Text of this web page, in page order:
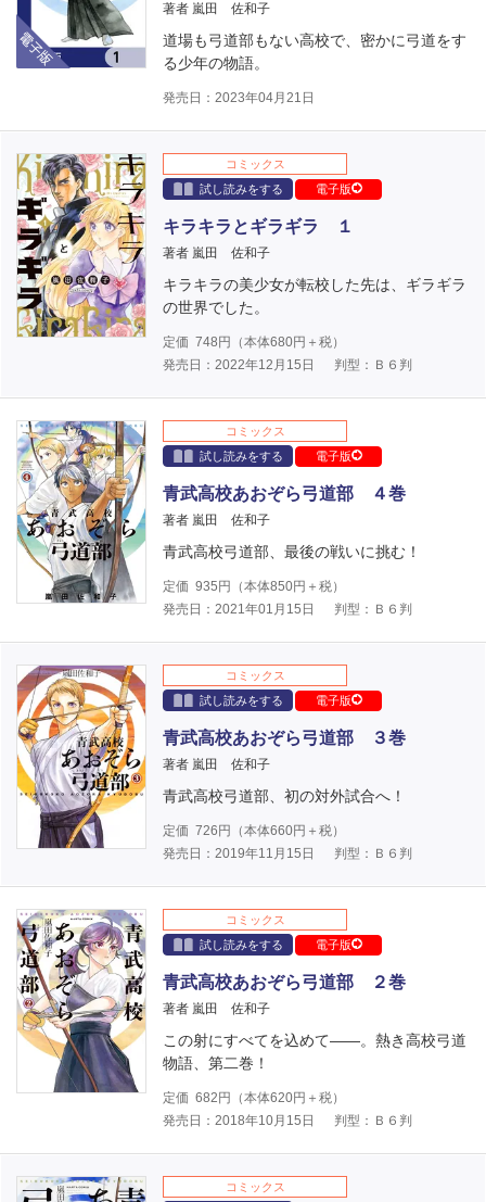
電子版
著者 嵐田 佐和子
道場も弓道部もない高校で、密かに弓道をす
る少年の物語。
発売日：2023年04月21日
コミックス
試し読みをする
電子版
キラキラとギラギラ １
著者 嵐田 佐和子
キラキラの美少女が転校した先は、ギラギラ
の世界でした。
定価 748 円（本体680円＋税）
発売日：2022年12月15日
判型：Ｂ６判
コミックス
試し読みをする
電子版
青武高校あおぞら弓道部 ４巻
著者 嵐田 佐和子
青武高校弓道部、最後の戦いに挑む！
定価 935 円（本体850円＋税）
発売日：2021年01月15日
判型：Ｂ６判
コミックス
試し読みをする
電子版
青武高校あおぞら弓道部 ３巻
著者 嵐田 佐和子
青武高校弓道部、初の対外試合へ！
定価 726 円（本体660円＋税）
発売日：2019年11月15日
判型：Ｂ６判
コミックス
試し読みをする
電子版
青武高校あおぞら弓道部 ２巻
著者 嵐田 佐和子
この射にすべてを込めて――。熱き高校弓道
物語、第二巻！
定価 682 円（本体620円＋税）
発売日：2018年10月15日
判型：Ｂ６判
コミックス